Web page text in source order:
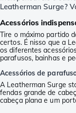
Leatherman Surge?
Acessórios
Tire o máximo partido
certos. É nisso que a
os diferentes
parafusos, bainhas e
Acessórios de
A Leatherman Surge
fendas grande de
cabeça plana e um